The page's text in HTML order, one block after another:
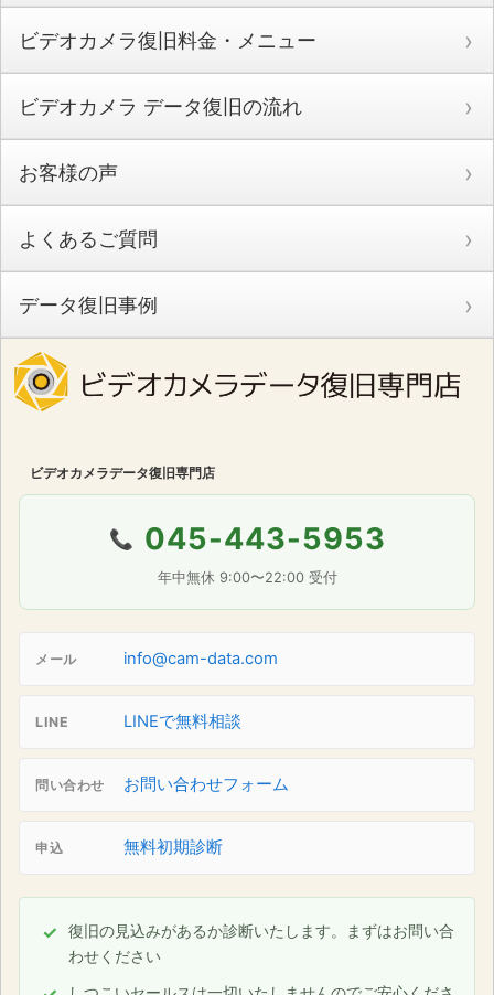
ビデオカメラ復旧料金・メニュー
ビデオカメラ データ復旧の流れ
お客様の声
よくあるご質問
データ復旧事例
ビデオカメラデータ復旧専門店
📞 045-443-5953
年中無休 9:00〜22:00 受付
メール info@cam-data.com
LINE LINEで無料相談
問い合わせ お問い合わせフォーム
申込 無料初期診断
復旧の見込みがあるか診断いたします。まずはお問い合
わせください